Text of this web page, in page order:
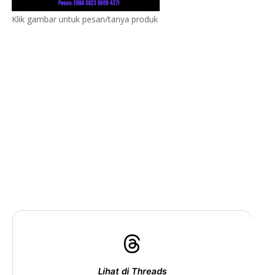
Klik gambar untuk pesan/tanya produk
Lihat di Threads